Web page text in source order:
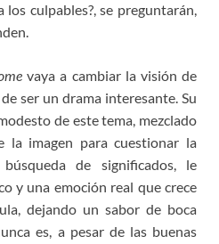
culpables?, se preguntarán,
vaya a cambiar la visión de
ser un drama interesante. Su
de este tema, mezclado
la imagen para cuestionar la
de significados, le
y una emoción real que crece
dejando un sabor de boca
es, a pesar de las buenas